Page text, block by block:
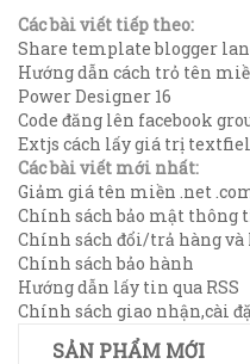
Các bài viết tiếp theo:
Share template blogger
Hướng dẫn cách trỏ tên
Power Designer 16
Code đăng lên facebook
Extjs cách lấy giá trị
Các bài viết mới nhất:
Giảm giá tên miền .net
Chính sách bảo mật thông
Chính sách đổi/trả hàng và
Chính sách bảo hành
Hướng dẫn lấy tin qua RSS
Chính sách giao nhận,cài
SẢN PHẨM MỚI